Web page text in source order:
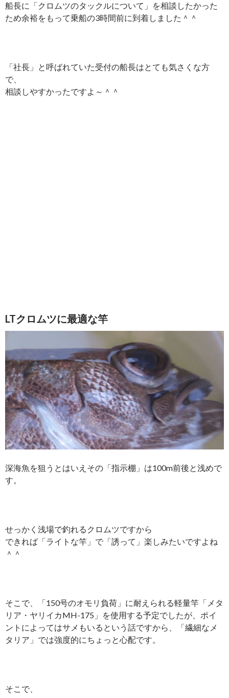
船長に「クロムツのタックルについて」を相談したかった
ため余裕をもって乗船の3時間前に到着しました＾＾
「社長」と呼ばれていた受付の船長はとても気さくな方
で、
相談しやすかったですよ～＾＾
LTクロムツに最適な竿
深海魚を狙うとはいえその「指示棚」は100m前後と浅めで
す。
せっかく浅場で釣れるクロムツですから
できれば「ライトな竿」で「誘って」楽しみたいですよね
＾＾
そこで、「150号のオモリ負荷」に耐えられる軽量竿「メタ
リア・ヤリイカMH-175」を使用する予定でしたが、ポイ
ントによってはサメもいるという話ですから、「繊細なメ
タリア」では強度的にちょっと心配です。
そこで、